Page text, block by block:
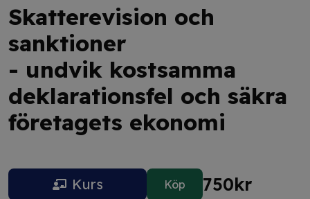
Skatterevision och
sanktioner
- undvik kostsamma
deklarationsfel och säkra
företagets ekonomi
Kurs Köp 750kr